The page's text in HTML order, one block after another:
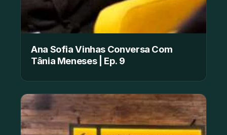
Ana Sofia Vinhas Conversa Com
Tânia Meneses | Ep. 9